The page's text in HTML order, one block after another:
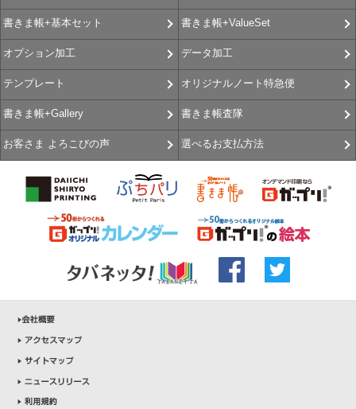
書きま帳+基本セット 書きま帳+ValueSet
オプション加工 データ加工
テンプレート オリジナルノート特急便
書きま帳+Gallery 書きま帳査隊
お客さま よろこびの声 選べるお支払方法